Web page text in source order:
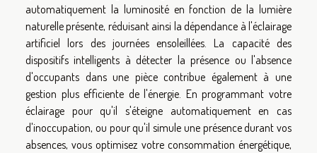
automatiquement la luminosité en fonction de la lumière
naturelle présente, réduisant ainsi la dépendance à l'éclairage
artificiel lors des journées ensoleillées. La capacité des
dispositifs intelligents à détecter la présence ou l'absence
d'occupants dans une pièce contribue également à une
gestion plus efficiente de l'énergie. En programmant votre
éclairage pour qu'il s'éteigne automatiquement en cas
d'inoccupation, ou pour qu'il simule une présence durant vos
absences, vous optimisez votre consommation énergétique,